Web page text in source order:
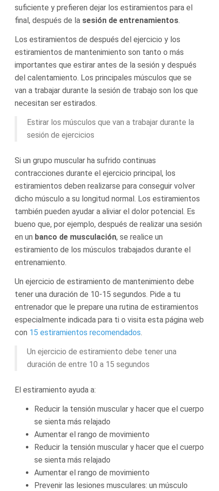
suficiente y prefieren dejar los estiramientos para el
final, después de la sesión de entrenamientos.
Los estiramientos de después del ejercicio y los
estiramientos de mantenimiento son tanto o más
importantes que estirar antes de la sesión y después
del calentamiento. Los principales músculos que se
van a trabajar durante la sesión de trabajo son los que
necesitan ser estirados.
Estirar los músculos que van a trabajar durante la
sesión de ejercicios
Si un grupo muscular ha sufrido continuas
contracciones durante el ejercicio principal, los
estiramientos deben realizarse para conseguir volver
dicho músculo a su longitud normal. Los estiramientos
también pueden ayudar a aliviar el dolor potencial. Es
bueno que, por ejemplo, después de realizar una sesión
en un banco de musculación, se realice un
estiramiento de los músculos trabajados durante el
entrenamiento.
Un ejercicio de estiramiento de mantenimiento debe
tener una duración de 10-15 segundos. Pide a tu
entrenador que le prepare una rutina de estiramientos
especialmente indicada para ti o visita esta página web
con 15 estiramientos recomendados.
Un ejercicio de estiramiento debe tener una
duración de entre 10 a 15 segundos
El estiramiento ayuda a:
Reducir la tensión muscular y hacer que el cuerpo
se sienta más relajado
Aumentar el rango de movimiento
Reducir la tensión muscular y hacer que el cuerpo
se sienta más relajado
Aumentar el rango de movimiento
Prevenir las lesiones musculares: un músculo